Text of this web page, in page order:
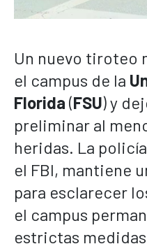
Un nuevo tiroteo
el campus de la
Florida (FSU) y
preliminar al
heridas. La
el FBI, mantiene
para esclarecer
el campus
estrictas